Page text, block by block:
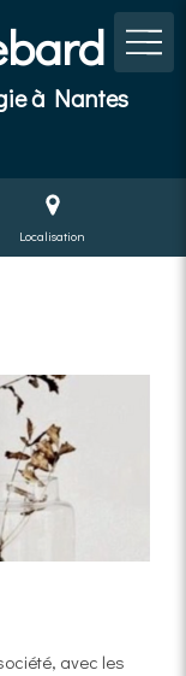
à Nantes
Localisation
avec les